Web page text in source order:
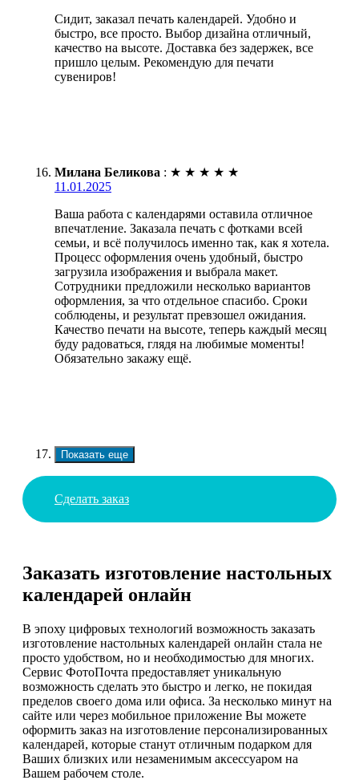
Сидит, заказал печать календарей. Удобно и
быстро, все просто. Выбор дизайна отличный,
качество на высоте. Доставка без задержек, все
пришло целым. Рекомендую для печати
сувениров!
Милана Беликова : ★ ★ ★ ★ ★
11.01.2025
Ваша работа с календарями оставила отличное
впечатление. Заказала печать с фотками всей
семьи, и всё получилось именно так, как я хотела.
Процесс оформления очень удобный, быстро
загрузила изображения и выбрала макет.
Сотрудники предложили несколько вариантов
оформления, за что отдельное спасибо. Сроки
соблюдены, и результат превзошел ожидания.
Качество печати на высоте, теперь каждый месяц
буду радоваться, глядя на любимые моменты!
Обязательно закажу ещё.
Показать еще
Сделать заказ
Заказать изготовление настольных
календарей онлайн
В эпоху цифровых технологий возможность заказать
изготовление настольных календарей онлайн стала не
просто удобством, но и необходимостью для многих.
Сервис ФотоПочта предоставляет уникальную
возможность сделать это быстро и легко, не покидая
пределов своего дома или офиса. За несколько минут на
сайте или через мобильное приложение Вы можете
оформить заказ на изготовление персонализированных
календарей, которые станут отличным подарком для
Ваших близких или незаменимым аксессуаром на
Вашем рабочем столе.